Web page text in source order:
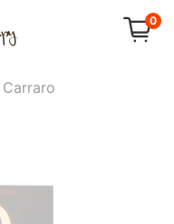
0
Carraro